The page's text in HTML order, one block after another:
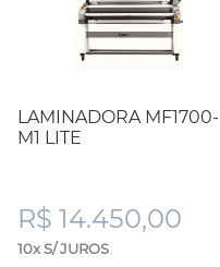
LAMINADORA MF1700-
M1 LITE
R$ 14.450,00
10x S/ JUROS